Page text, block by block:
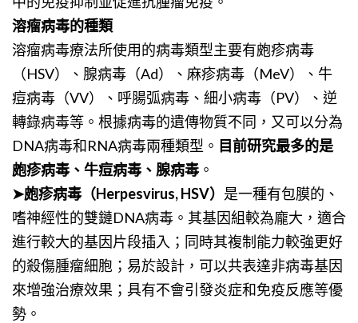
溶瘤病毒的種類
溶瘤病毒療法所使用的病毒類型主要有皰疹病毒
（HSV）、腺病毒（Ad）、麻疹病毒（MeV）、牛
痘病毒（VV）、呼腸弧病毒、細小病毒（PV）、逆
轉錄病毒等。根據病毒的遺傳物質不同，又可以分為
DNA病毒和RNA病毒兩種類型。 目前研究最多的是
皰疹病毒、牛痘病毒、腺病毒 。
➤皰疹病毒（Herpesvirus, HSV） 是一種有包膜的、
嗜神經性的雙鏈DNA病毒。其基因組較為龐大，適合
進行較大的基因片段插入；同時其複制能力較強更好
的殺傷腫瘤細胞；易於設計，可以共表達非病毒基因
來增強治療效果；具有不會引發炎症和免疫反應等優
勢。